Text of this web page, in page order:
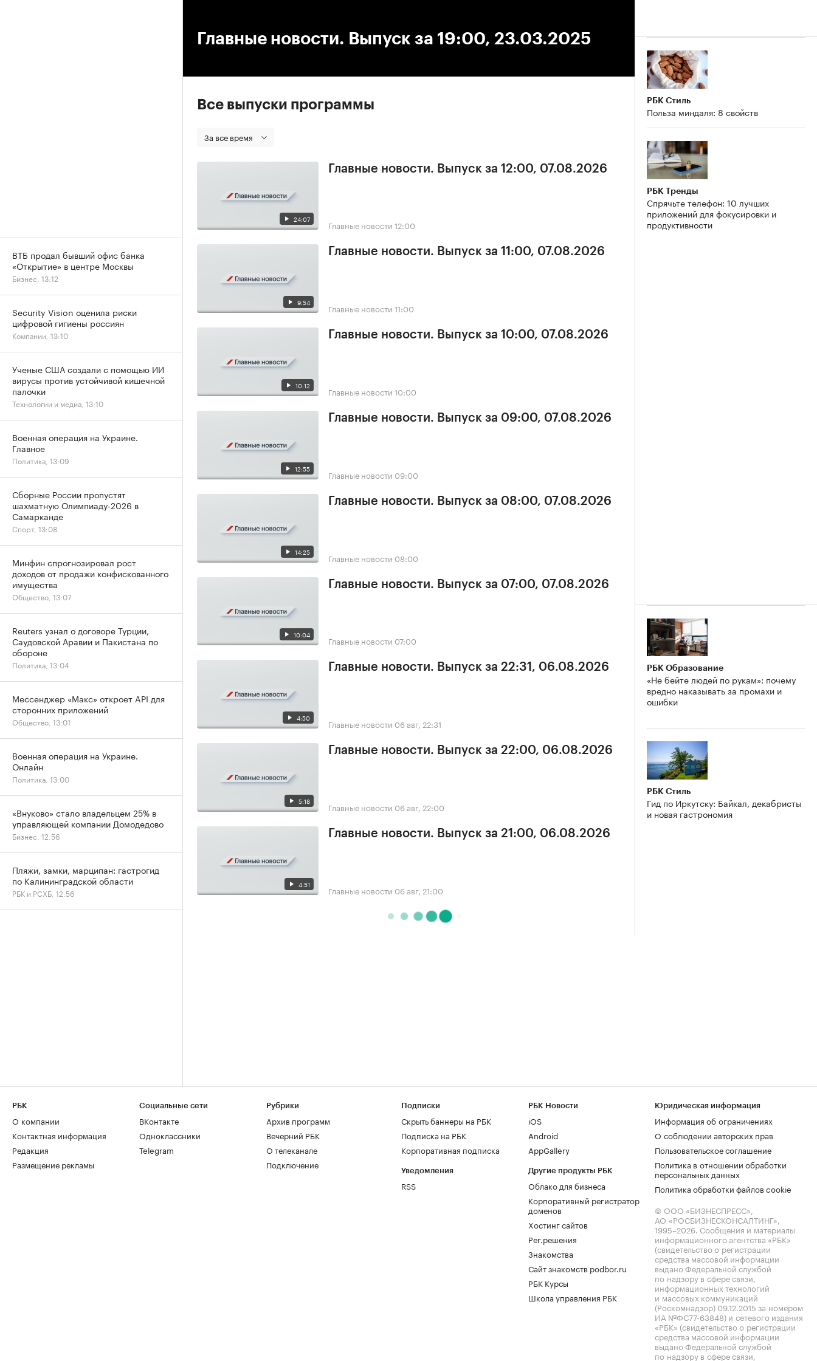
Главные новости. Выпуск за 19:00, 23.03.2025
Все выпуски программы
За все время
24:07
Главные новости. Выпуск за 12:00, 07.08.2026
Главные новости 12:00
9:54
Главные новости. Выпуск за 11:00, 07.08.2026
Главные новости 11:00
10:12
Главные новости. Выпуск за 10:00, 07.08.2026
Главные новости 10:00
12:55
Главные новости. Выпуск за 09:00, 07.08.2026
Главные новости 09:00
14:25
Главные новости. Выпуск за 08:00, 07.08.2026
Главные новости 08:00
10:04
Главные новости. Выпуск за 07:00, 07.08.2026
Главные новости 07:00
4:50
Главные новости. Выпуск за 22:31, 06.08.2026
Главные новости 06 авг, 22:31
5:18
Главные новости. Выпуск за 22:00, 06.08.2026
Главные новости 06 авг, 22:00
4:51
Главные новости. Выпуск за 21:00, 06.08.2026
Главные новости 06 авг, 21:00
РБК Стиль
Польза миндаля: 8 свойств
РБК Тренды
Спрячьте телефон: 10 лучших
приложений для фокусировки и
продуктивности
РБК Образование
«Не бейте людей по рукам»: почему
вредно наказывать за промахи и
ошибки
РБК Стиль
Гид по Иркутску: Байкал, декабристы
и новая гастрономия
ВТБ продал бывший офис банка
«Открытие» в центре Москвы
Бизнес, 13:12
Security Vision оценила риски
цифровой гигиены россиян
Компании, 13:10
Ученые США создали с помощью ИИ
вирусы против устойчивой кишечной
палочки
Технологии и медиа, 13:10
Военная операция на Украине.
Главное
Политика, 13:09
Сборные России пропустят
шахматную Олимпиаду-2026 в
Самарканде
Спорт, 13:08
Минфин спрогнозировал рост
доходов от продажи конфискованного
имущества
Общество, 13:07
Reuters узнал о договоре Турции,
Саудовской Аравии и Пакистана по
обороне
Политика, 13:04
Мессенджер «Макс» откроет API для
сторонних приложений
Общество, 13:01
Военная операция на Украине.
Онлайн
Политика, 13:00
«Внуково» стало владельцем 25% в
управляющей компании Домодедово
Бизнес, 12:56
Пляжи, замки, марципан: гастрогид
по Калининградской области
РБК и РСХБ, 12:56
РБК
О компании
Контактная информация
Редакция
Размещение рекламы
Социальные сети
ВКонтакте
Одноклассники
Telegram
Рубрики
Архив программ
Вечерний РБК
О телеканале
Подключение
Подписки
Скрыть баннеры на РБК
Подписка на РБК
Корпоративная подписка
Уведомления
RSS
РБК Новости
iOS
Android
AppGallery
Другие продукты РБК
Облако для бизнеса
Корпоративный регистратор
доменов
Хостинг сайтов
Рег.решения
Знакомства
Сайт знакомств podbor.ru
РБК Курсы
Школа управления РБК
Юридическая информация
Информация об ограничениях
О соблюдении авторских прав
Пользовательское соглашение
Политика в отношении обработки
персональных данных
Политика обработки файлов cookie
© ООО «БИЗНЕСПРЕСС»,
АО «РОСБИЗНЕСКОНСАЛТИНГ»,
1995–2026. Сообщения и материалы
информационного агентства «РБК»
(свидетельство о регистрации
средства массовой информации
выдано Федеральной службой
по надзору в сфере связи,
информационных технологий
и массовых коммуникаций
(Роскомнадзор) 09.12.2015 за номером
ИА №ФС77-63848) и сетевого издания
«РБК» (свидетельство о регистрации
средства массовой информации
выдано Федеральной службой
по надзору в сфере связи,